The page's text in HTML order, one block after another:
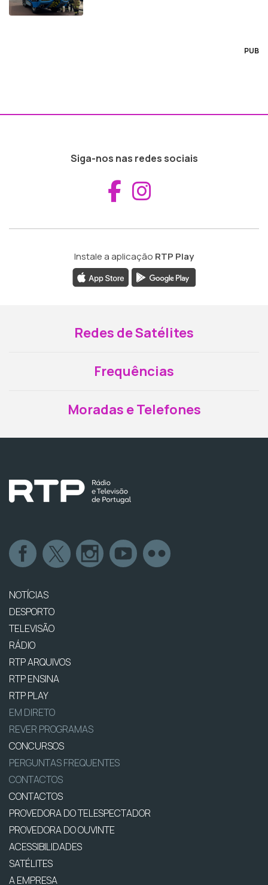
PUB
Siga-nos nas redes sociais
Aceder ao
Instale a aplicação RTP Play
Redes de Satélites
Frequências
Moradas e Telefones
NOTÍCIAS
DESPORTO
TELEVISÃO
RÁDIO
RTP ARQUIVOS
RTP ENSINA
RTP PLAY
EM DIRETO
REVER PROGRAMAS
CONCURSOS
PERGUNTAS FREQUENTES
CONTACTOS
CONTACTOS
PROVEDORA DO TELESPECTADOR
PROVEDORA DO OUVINTE
ACESSIBILIDADES
SATÉLITES
A EMPRESA